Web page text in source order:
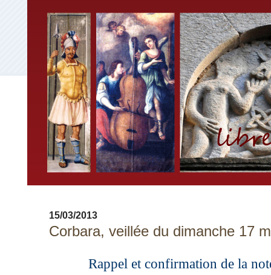
15/03/2013
Corbara, veillée du dimanche 17
Rappel et confirmation de la